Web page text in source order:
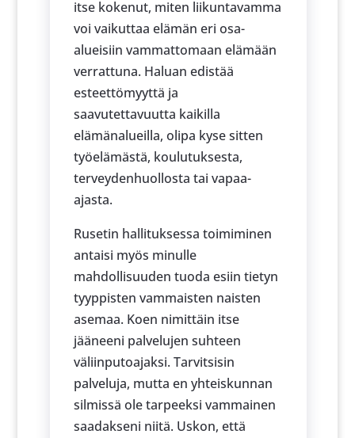
itse kokenut, miten liikuntavamma
voi vaikuttaa elämän eri osa-
alueisiin vammattomaan elämään
verrattuna. Haluan edistää
esteettömyyttä ja
saavutettavuutta kaikilla
elämänalueilla, olipa kyse sitten
työelämästä, koulutuksesta,
terveydenhuollosta tai vapaa-
ajasta.
Rusetin hallituksessa toimiminen
antaisi myös minulle
mahdollisuuden tuoda esiin tietyn
tyyppisten vammaisten naisten
asemaa. Koen nimittäin itse
jääneeni palvelujen suhteen
väliinputoajaksi. Tarvitsisin
palveluja, mutta en yhteiskunnan
silmissä ole tarpeeksi vammainen
saadakseni niitä. Uskon, että